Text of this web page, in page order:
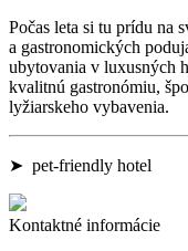
Počas leta si tu prídu na
a gastronomických
ubytovania v luxusných
kvalitnú gastronómiu,
lyžiarskeho vybavenia.
➤ pet-friendly hotel
Kontaktné informácie